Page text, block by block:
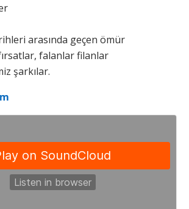
arasında geçen ömür
falanlar filanlar
şarkılar.